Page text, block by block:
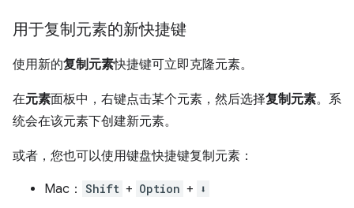
用于复制元素的新快捷键
使用新的复制元素快捷键可立即克隆元素。
在元素面板中，右键点击某个元素，然后选择复制元素。系
统会在该元素下创建新元素。
或者，您也可以使用键盘快捷键复制元素：
Mac： Shift + Option + ⬇️